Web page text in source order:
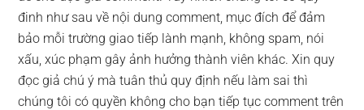
đinh như sau về nội dung comment, mục đích để đảm
bảo mỗi trường giao tiếp lành mạnh, không spam, nói
xấu, xúc phạm gây ảnh hưởng thành viên khác. Xin quy
đọc giả chú ý mà tuân thủ quy định nếu làm sai thì
chúng tôi có quyền không cho bạn tiếp tục comment trên